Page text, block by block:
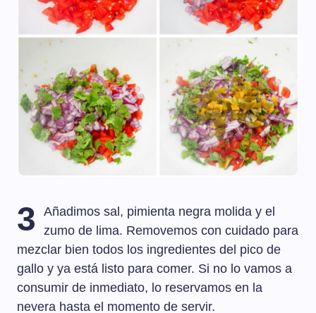
3
Añadimos sal, pimienta negra molida y el
zumo de lima. Removemos con cuidado para
mezclar bien todos los ingredientes del pico de
gallo y ya está listo para comer. Si no lo vamos a
consumir de inmediato, lo reservamos en la
nevera hasta el momento de servir.